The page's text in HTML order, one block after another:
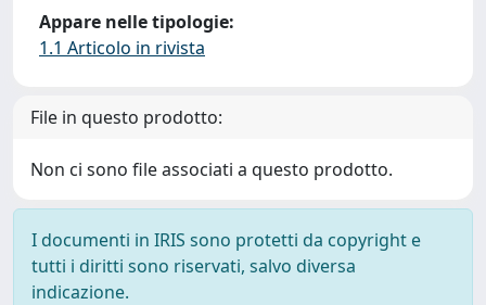
Appare nelle tipologie:
1.1 Articolo in rivista
File in questo prodotto:
Non ci sono file associati a questo prodotto.
I documenti in IRIS sono protetti da copyright e
tutti i diritti sono riservati, salvo diversa
indicazione.